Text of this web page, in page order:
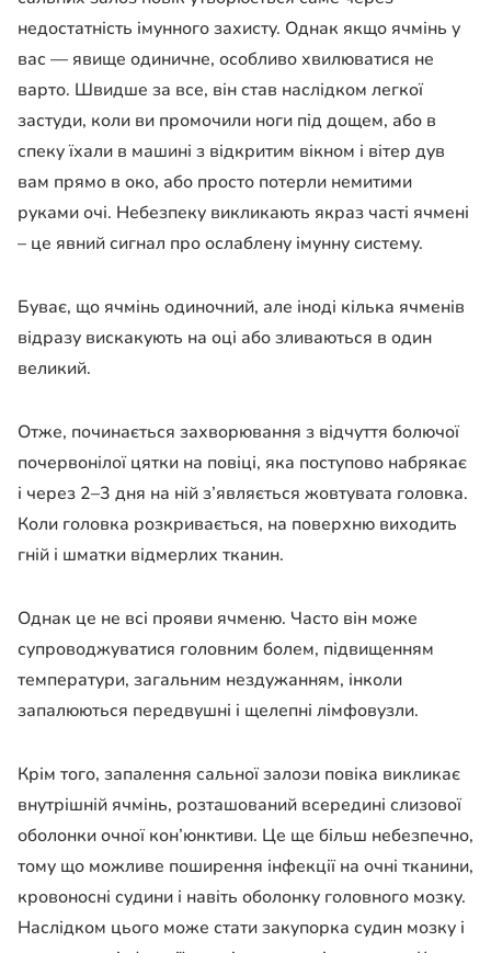
недостатність імунного захисту. Однак якщо ячмінь у
вас — явище одиничне, особливо хвилюватися не
варто. Швидше за все, він став наслідком легкої
застуди, коли ви промочили ноги під дощем, або в
спеку їхали в машині з відкритим вікном і вітер дув
вам прямо в око, або просто потерли немитими
руками очі. Небезпеку викликають якраз часті ячмені
– це явний сигнал про ослаблену імунну систему.
Буває, що ячмінь одиночний, але іноді кілька ячменів
відразу вискакують на оці або зливаються в один
великий.
Отже, починається захворювання з відчуття болючої
почервонілої цятки на повіці, яка поступово набрякає
і через 2–3 дня на ній з’являється жовтувата головка.
Коли головка розкривається, на поверхню виходить
гній і шматки відмерлих тканин.
Однак це не всі прояви ячменю. Часто він може
супроводжуватися головним болем, підвищенням
температури, загальним нездужанням, інколи
запалюються передвушні і щелепні лімфовузли.
Крім того, запалення сальної залози повіка викликає
внутрішній ячмінь, розташований всередині слизової
оболонки очної кон’юнктиви. Це ще більш небезпечно,
тому що можливе поширення інфекції на очні тканини,
кровоносні судини і навіть оболонку головного мозку.
Наслідком цього може стати закупорка судин мозку і